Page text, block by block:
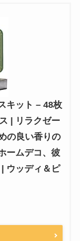
キット – 48枚
| リラクゼー
の良い香りの
ームデコ、彼
ウッディ＆ピ